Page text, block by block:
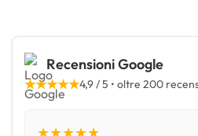
Recensioni Google
★★★★★4,9 / 5 • oltre 200